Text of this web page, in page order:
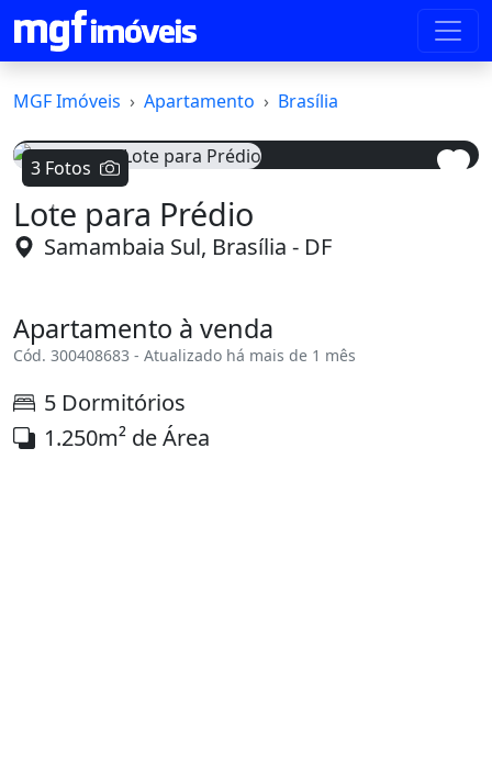
MGF Imóveis Apartamento Brasília
3 Fotos
Voltar
Lote para Prédio
Samambaia Sul, Brasília - DF
Apartamento à venda
Cód. 300408683 - Atualizado há mais de 1 mês
5 Dormitórios
1.250m² de Área